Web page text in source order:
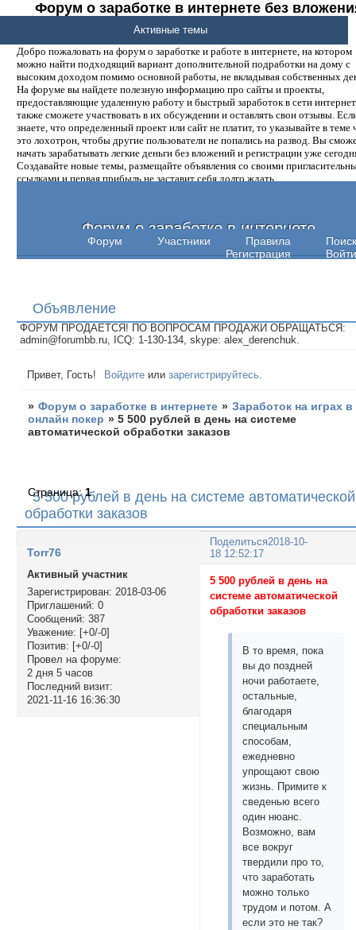
Форум о заработке в интернете без
денег.
Добро пожаловать на форум о заработке и работе в интернете, на котором
можно найти подходящий вариант дополнительной подработки на дому с
высоким доходом помимо основной работы, не вкладывая собственных
На форуме вы найдете полезную информацию про сайты и проекты,
предоставляющие удаленную работу и быстрый заработок в сети
также сможете участвовать в их обсуждении и оставлять свои отзывы.
знаете, что определенный проект или сайт не платит, то указывайте в теме
это лохотрон, чтобы другие пользователи не попались на развод. Вы
начать зарабатывать легкие деньги без вложений и регистрации уже
Создавайте новые темы, размещайте объявления со своими
ссылками и первая прибыль не заставит себя долго ждать.
Форум о заработке в интернете
Форум Участники Правила
Поиск
Регистрация
Войти
Активные темы
Объявление
ФОРУМ ПРОДАЕТСЯ! ПО ВОПРОСАМ ПРОДАЖИ ОБРАЩАТЬСЯ:
admin@forumbb.ru, ICQ: 1-130-134, skype: alex_derenchuk.
Привет, Гость! Войдите илизарегистрируйтесь
» Форум о заработке в интернете » Заработок на играх в
онлайн покер »5 500 рублей в день на системе
автоматической обработки заказов
5 500 рублей в день на системе автоматической
обработки заказов
Страница:1
Поделиться2018-10-
18 12:52:17
Torr76
Активный участник
Зарегистрирован: 2018-03-06
Приглашений: 0
Сообщений: 387
Уважение: [+0/-0]
Позитив: [+0/-0]
Провел на форуме:
2 дня 5 часов
Последний визит:
2021-11-16 16:36:30
5 500 рублей в день на
системе автоматической
обработки заказов
В то время, пока
вы до поздней
ночи работаете,
остальные,
благодаря
специальным
способам,
ежедневно
упрощают свою
жизнь. Примите к
сведенью всего
один нюанс.
Возможно, вам
все вокруг
твердили про то,
что заработать
можно только
трудом и потом. А
если это не так?